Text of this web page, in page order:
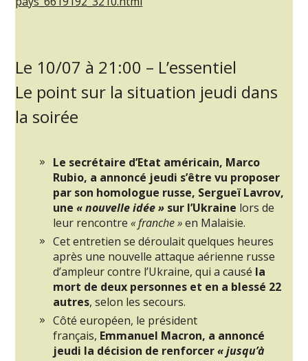
Le 10/07 à 21:00 – L’essentiel
Le point sur la situation jeudi dans
la soirée
Le secrétaire d’Etat américain, Marco
Rubio, a annoncé jeudi s’être vu proposer
par son homologue russe, Sergueï Lavrov,
une« nouvelle idée » sur l’Ukraine lors de
leur rencontre« franche »en Malaisie.
Cet entretien se déroulait quelques heures
après une nouvelle attaque aérienne russe
d’ampleur contre l’Ukraine, qui a causé la
mort de deux personnes et en a blessé 22
autres, selon les secours.
Côté européen, le président
français, Emmanuel Macron, a annoncé
jeudi la décision de renforcer« jusqu’à